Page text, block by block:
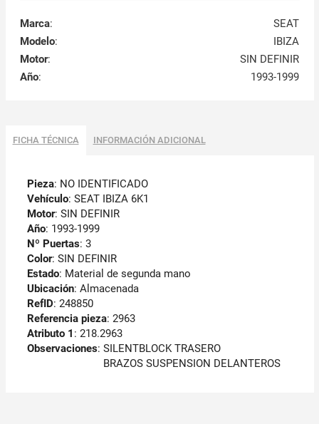
Marca:
SEAT
Modelo:
IBIZA
Motor:
SIN DEFINIR
Año: 1993-1999
FICHA TÉCNICA INFORMACIÓN ADICIONAL
Pieza: NO IDENTIFICADO
Vehículo: SEAT IBIZA 6K1
Motor: SIN DEFINIR
Año: 1993-1999
Nº Puertas: 3
Color: SIN DEFINIR
Estado: Material de segunda mano
Ubicación: Almacenada
RefID: 248850
Referencia pieza: 2963
Atributo 1 : 218.2963
Observaciones: SILENTBLOCK TRASERO
BRAZOS SUSPENSION DELANTEROS